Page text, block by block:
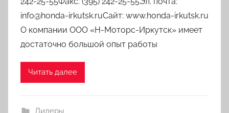
info@honda-irkutsk.ruСайт: www.honda-irkutsk.ru
О компании ООО «Н-Моторс-Иркутск» имеет
достаточно большой опыт работы
Читать далее
Дилеры